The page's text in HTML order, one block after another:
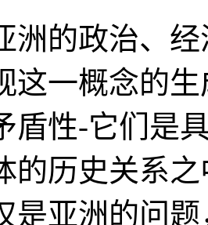
洲的政治、
这一概念的
盾性-它们是
的历史关系
是亚洲的问